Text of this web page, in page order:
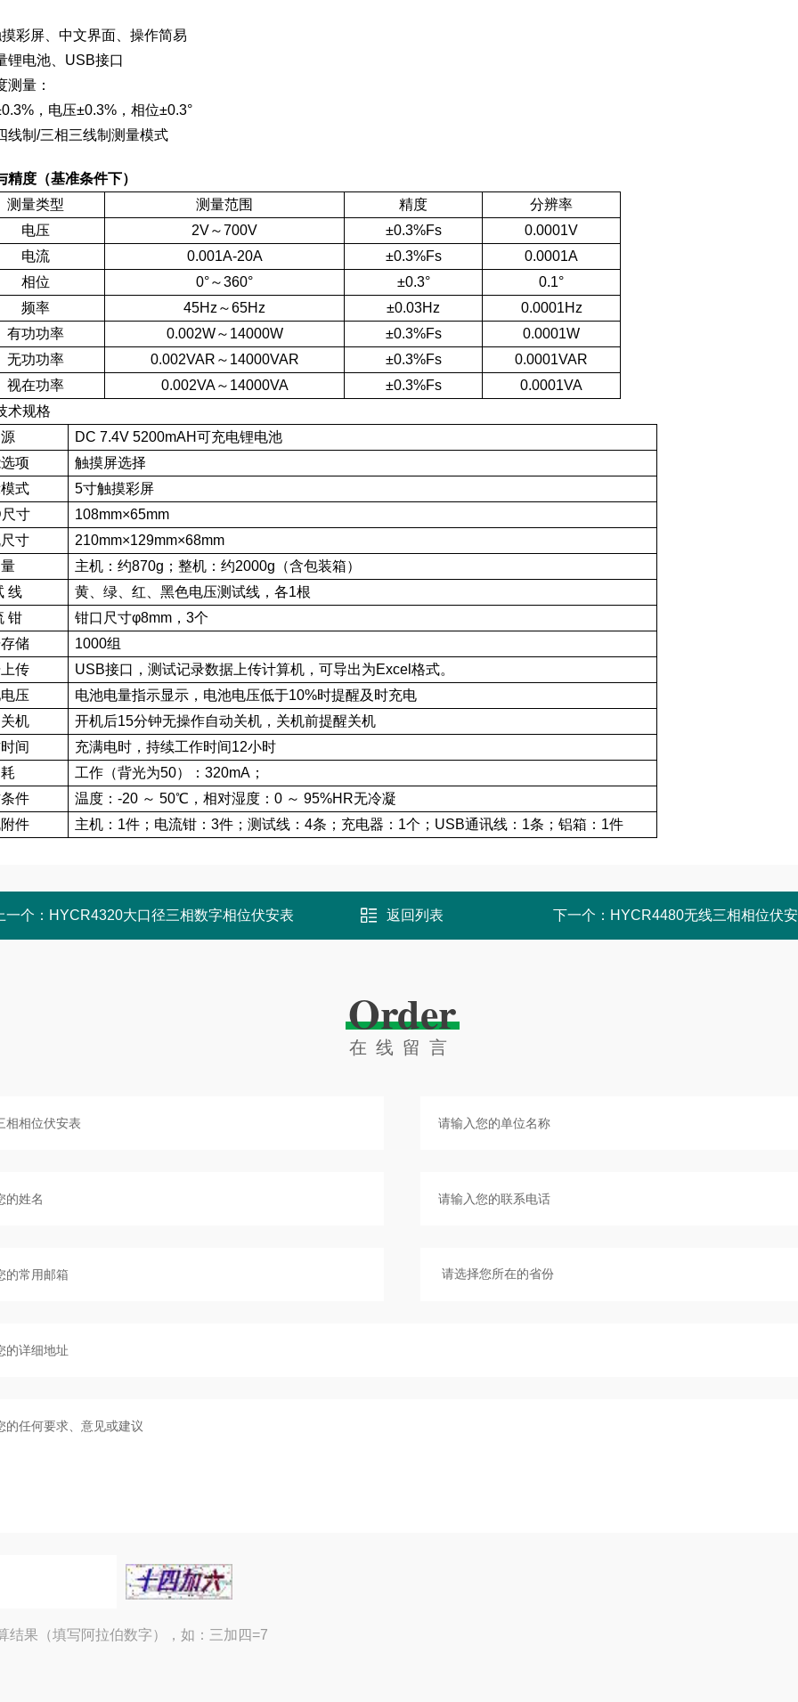
彩屏、中文界面、操作简易
锂电池、USB接口
测量：
，电压±0.3%，相位±0.3°
线制/三相三线制测量模式
精度（基准条件下）
测量类型
测量范围 精度
分辨率
电压
2V～700V ±0.3%Fs
0.0001V
电流
0.001A-20A ±0.3%Fs
0.0001A
相位
0°～360° ±0.3°
0.1°
频率
45Hz～65Hz ±0.03Hz
0.0001Hz
有功功率
0.002W～14000W ±0.3%Fs
0.0001W
无功功率
0.002VAR～14000VAR ±0.3%Fs
0.0001VAR
视在功率
0.002VA～14000VA ±0.3%Fs
0.0001VA
术规格
DC 7.4V 5200mAH可充电锂电池
项
触摸屏选择
式
5寸触摸彩屏
寸
108mm×65mm
寸
210mm×129mm×68mm
主机：约870g；整机：约2000g（含包装箱）
线
黄、绿、红、黑色电压测试线，各1根
钳
钳口尺寸φ8mm，3个
储
1000组
传
USB接口，测试记录数据上传计算机，可导出为Excel格式。
压
电池电量指示显示，电池电压低于10%时提醒及时充电
机
开机后15分钟无操作自动关机，关机前提醒关机
间
充满电时，持续工作时间12小时
工作（背光为50）：320mA；
件
温度：-20 ～ 50℃，相对湿度：0 ～ 95%HR无冷凝
件
主机：1件；电流钳：3件；测试线：4条；充电器：1个；USB通讯线：1条；铝箱：1件
一个： HYCR4320大口径三相数字相位伏安表 返回列表 下一个： HYCR4480无线三相相位伏
Order
在线留言
结果（填写阿拉伯数字），如：三加四=7